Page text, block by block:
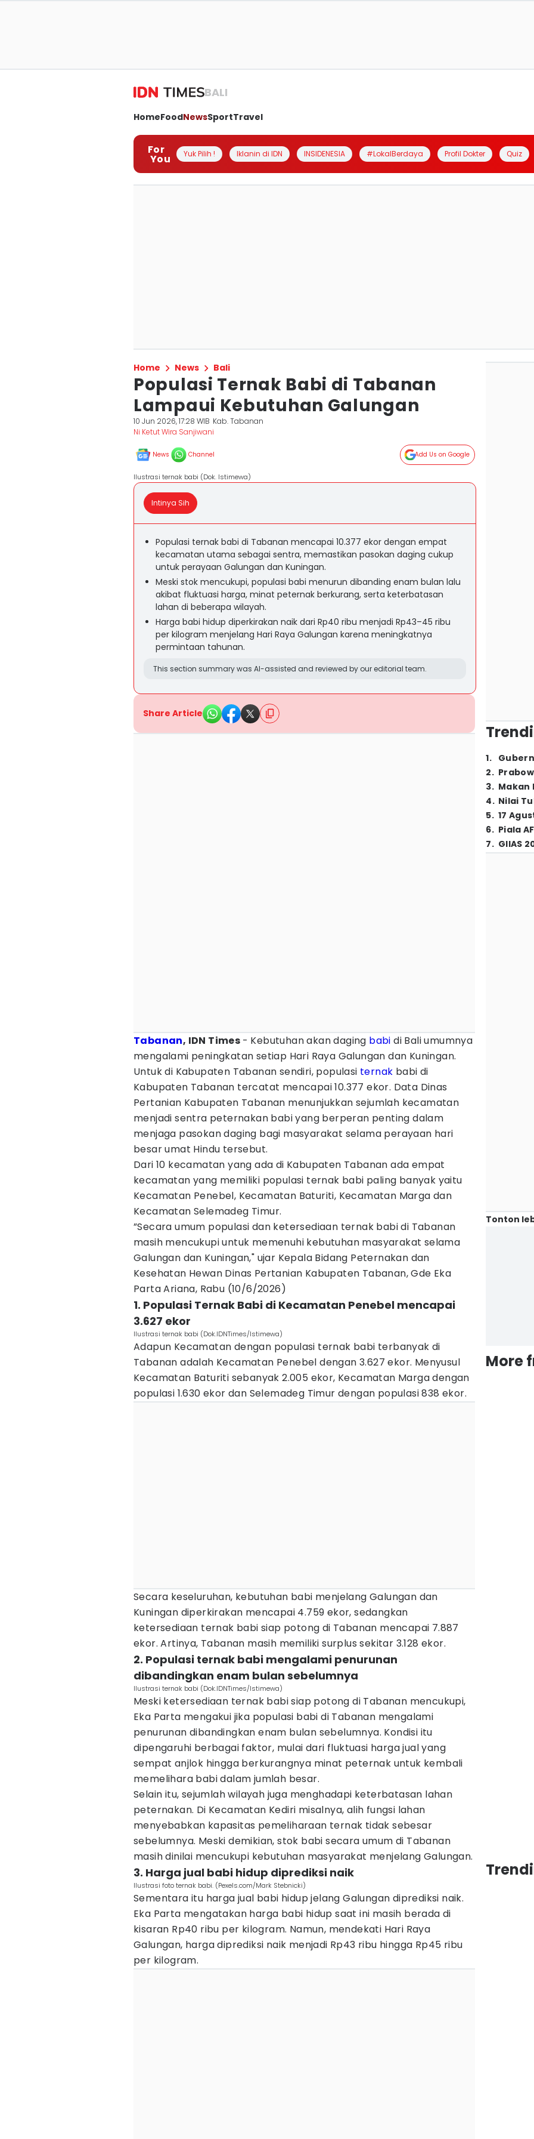
BALI
HomeFoodNewsSportTravel
For
You Yuk Pilih ! Iklanin di IDN INSIDENESIA #LokalBerdaya Profil Dokter Quiz
Home News Bali
Populasi Ternak Babi di Tabanan
Lampaui Kebutuhan Galungan
10 Jun 2026, 17:28 WIB Kab. Tabanan
Ni Ketut Wira Sanjiwani
News Channel Add Us on Google
Ilustrasi ternak babi (Dok. Istimewa)
Intinya Sih
Populasi ternak babi di Tabanan mencapai 10.377 ekor dengan empat
kecamatan utama sebagai sentra, memastikan pasokan daging cukup
untuk perayaan Galungan dan Kuningan.
Meski stok mencukupi, populasi babi menurun dibanding enam bulan lalu
akibat fluktuasi harga, minat peternak berkurang, serta keterbatasan
lahan di beberapa wilayah.
Harga babi hidup diperkirakan naik dari Rp40 ribu menjadi Rp43–45 ribu
per kilogram menjelang Hari Raya Galungan karena meningkatnya
permintaan tahunan.
This section summary was AI-assisted and reviewed by our editorial team.
Share Article
Tabanan, IDN Times - Kebutuhan akan daging babi di Bali umumnya
mengalami peningkatan setiap Hari Raya Galungan dan Kuningan.
Untuk di Kabupaten Tabanan sendiri, populasi ternak babi di
Kabupaten Tabanan tercatat mencapai 10.377 ekor. Data Dinas
Pertanian Kabupaten Tabanan menunjukkan sejumlah kecamatan
menjadi sentra peternakan babi yang berperan penting dalam
menjaga pasokan daging bagi masyarakat selama perayaan hari
besar umat Hindu tersebut.
Dari 10 kecamatan yang ada di Kabupaten Tabanan ada empat
kecamatan yang memiliki populasi ternak babi paling banyak yaitu
Kecamatan Penebel, Kecamatan Baturiti, Kecamatan Marga dan
Kecamatan Selemadeg Timur.
”Secara umum populasi dan ketersediaan ternak babi di Tabanan
masih mencukupi untuk memenuhi kebutuhan masyarakat selama
Galungan dan Kuningan," ujar Kepala Bidang Peternakan dan
Kesehatan Hewan Dinas Pertanian Kabupaten Tabanan, Gde Eka
Parta Ariana, Rabu (10/6/2026)
1. Populasi Ternak Babi di Kecamatan Penebel mencapai
3.627 ekor
Ilustrasi ternak babi (Dok.IDNTimes/Istimewa)
Adapun Kecamatan dengan populasi ternak babi terbanyak di
Tabanan adalah Kecamatan Penebel dengan 3.627 ekor. Menyusul
Kecamatan Baturiti sebanyak 2.005 ekor, Kecamatan Marga dengan
populasi 1.630 ekor dan Selemadeg Timur dengan populasi 838 ekor.
Secara keseluruhan, kebutuhan babi menjelang Galungan dan
Kuningan diperkirakan mencapai 4.759 ekor, sedangkan
ketersediaan ternak babi siap potong di Tabanan mencapai 7.887
ekor. Artinya, Tabanan masih memiliki surplus sekitar 3.128 ekor.
2. Populasi ternak babi mengalami penurunan
dibandingkan enam bulan sebelumnya
Ilustrasi ternak babi (Dok.IDNTimes/Istimewa)
Meski ketersediaan ternak babi siap potong di Tabanan mencukupi,
Eka Parta mengakui jika populasi babi di Tabanan mengalami
penurunan dibandingkan enam bulan sebelumnya. Kondisi itu
dipengaruhi berbagai faktor, mulai dari fluktuasi harga jual yang
sempat anjlok hingga berkurangnya minat peternak untuk kembali
memelihara babi dalam jumlah besar.
Selain itu, sejumlah wilayah juga menghadapi keterbatasan lahan
peternakan. Di Kecamatan Kediri misalnya, alih fungsi lahan
menyebabkan kapasitas pemeliharaan ternak tidak sebesar
sebelumnya. Meski demikian, stok babi secara umum di Tabanan
masih dinilai mencukupi kebutuhan masyarakat menjelang Galungan.
3. Harga jual babi hidup diprediksi naik
Ilustrasi foto ternak babi. (Pexels.com/Mark Stebnicki)
Sementara itu harga jual babi hidup jelang Galungan diprediksi naik.
Eka Parta mengatakan harga babi hidup saat ini masih berada di
kisaran Rp40 ribu per kilogram. Namun, mendekati Hari Raya
Galungan, harga diprediksi naik menjadi Rp43 ribu hingga Rp45 ribu
per kilogram.
1.
2.
3. Makan
4. Nilai
5. 17
6. Piala
7. GIIAS
Tonton
More